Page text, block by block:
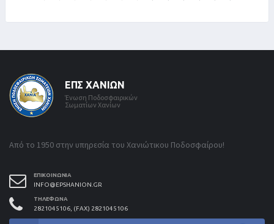
ΕΠΣ ΧΑΝΊΩΝ
Ένωση Ποδοσφαιρικών
Σωματίων Χανίων
Από το 1950 στην υπηρεσία του Χανιώτικου Ποδοσφαίρου!
ΕΠΙΚΟΙΝΩΝΊΑ
INFO@EPSHANION.GR
ΤΗΛΈΦΩΝΑ
2821045106, (FAX) 2821045106